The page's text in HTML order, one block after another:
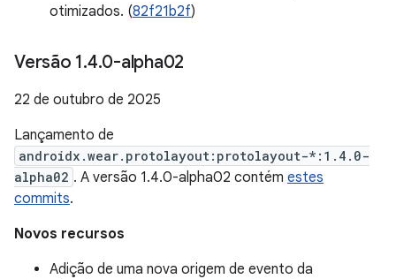
otimizados. (82f21b2f)
Versão 1.4.0-alpha02
22 de outubro de 2025
Lançamento de
androidx.wear.protolayout:protolayout-*:1.4.0-
alpha02 . A versão 1.4.0-alpha02 contém estes
commits.
Novos recursos
Adição de uma nova origem de evento da